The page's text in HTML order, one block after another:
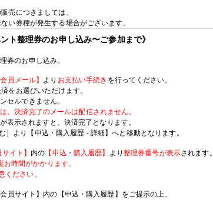
売につきましては、
い券種が発生する場合がございます。
ト整理券のお申し込み〜ご参加まで》
券のお申し込み。
会員メール】 より お支払い手続き を行ってください。
をお選びいただけます。
セルできません。
、決済完了のメールは配信されません。
表示されますと、決済完了となります。
む］より【申込・購入履歴 - 詳細】へと移動となります。
サイト】 内の 【申込・購入履歴】 より 整理券番号が表示されます。
お時間がかかります。
ください。
員サイト】内の【申込・購入履歴】をご提示の上、